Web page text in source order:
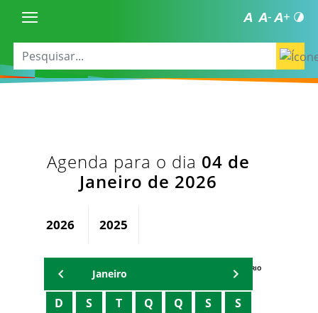
Agenda para o dia 04 de
Janeiro de 2026
2026 2025
AGENDA DO SECRETÁRIO
Janeiro
D S T Q Q S S